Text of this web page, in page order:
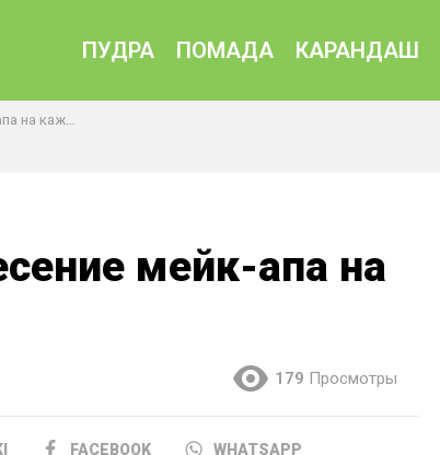
ПУДРА ПОМАДА КАРАНДАШ
день
мейк-апа на
179 Просмотры
FACEBOOK WHATSAPP